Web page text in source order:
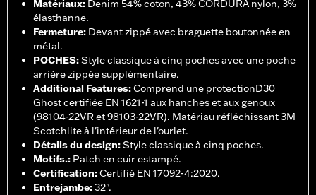
Matériaux: Denim 54% coton, 43% CORDURA nylon, 3%
élasthanne.
Fermeture: Devant zippé avec braguette boutonnée en
métal.
POCHES:Style classique à cinq poches avec une poche
arrière zippée supplémentaire.
Additional Features:Comprend une protectionD30
Ghost certifiée EN 1621-1 aux hanches et aux genoux
(98104-22VR et 98103-22VR). Matériau réfléchissant 3M
Scotchlite à l'intérieur de l'ourlet.
Détails du design:Style classique à cinq poches.
Motifs.: Patch en cuir estampé.
Certification:Certifié EN 17092-4:2020.
Entrejambe:32".